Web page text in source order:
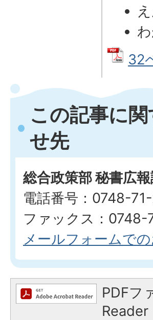
32
この記事に
せ先
総合政策部 秘書広
電話番号：0748-
ファックス：0748-
メールフォームで
PDFフ